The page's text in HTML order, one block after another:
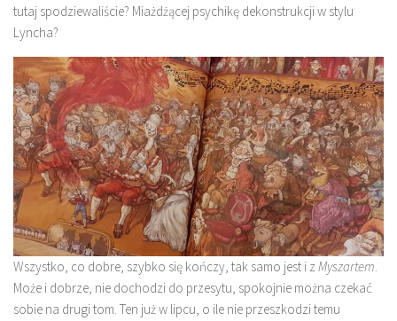
tutaj spodziewaliście? Miażdżącej psychikę dekonstrukcji w stylu
Lyncha?
Wszystko, co dobre, szybko się kończy, tak samo jest i z Myszartem.
Może i dobrze, nie dochodzi do przesytu, spokojnie można czekać
sobie na drugi tom. Ten już w lipcu, o ile nie przeszkodzi temu